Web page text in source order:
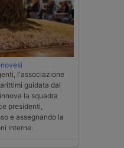
l'associazione
guidata dal
la squadra
presidenti,
e assegnando la
interne.